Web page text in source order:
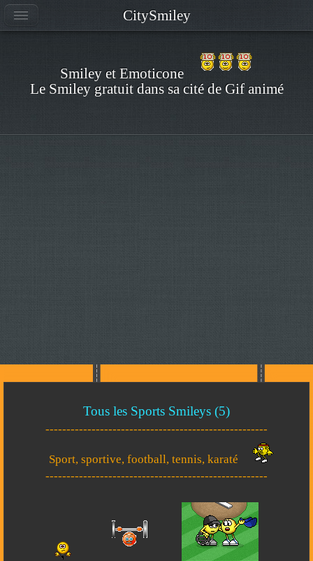
Smiley et Emoticone
Le Smiley gratuit dans sa cité de Gif animé
Tous les Sports Smileys (5)
-----------------------------------------------------
Sport, sportive, football, tennis, karaté
-----------------------------------------------------
CitySmiley